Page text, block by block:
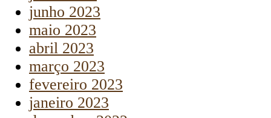
junho 2023
maio 2023
abril 2023
março 2023
fevereiro 2023
janeiro 2023